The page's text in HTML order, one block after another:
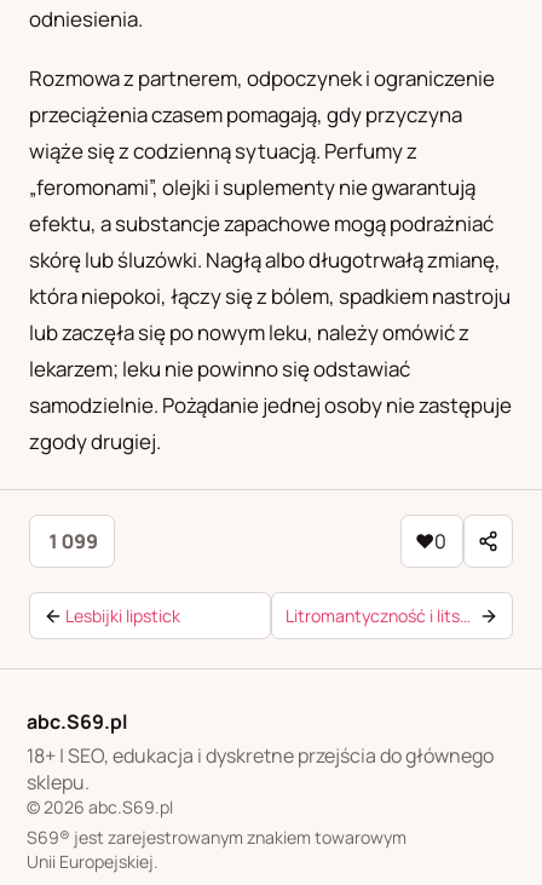
odniesienia.
Rozmowa z partnerem, odpoczynek i ograniczenie
przeciążenia czasem pomagają, gdy przyczyna
wiąże się z codzienną sytuacją. Perfumy z
„feromonami”, olejki i suplementy nie gwarantują
efektu, a substancje zapachowe mogą podrażniać
skórę lub śluzówki. Nagłą albo długotrwałą zmianę,
która niepokoi, łączy się z bólem, spadkiem nastroju
lub zaczęła się po nowym leku, należy omówić z
lekarzem; leku nie powinno się odstawiać
samodzielnie. Pożądanie jednej osoby nie zastępuje
zgody drugiej.
1 099 ♥0
Lesbijki lipstick Litromantyczność i litseksualność
abc.S69.pl
18+ | SEO, edukacja i dyskretne przejścia do głównego
sklepu.
© 2026 abc.S69.pl
S69® jest zarejestrowanym znakiem towarowym
Unii Europejskiej.